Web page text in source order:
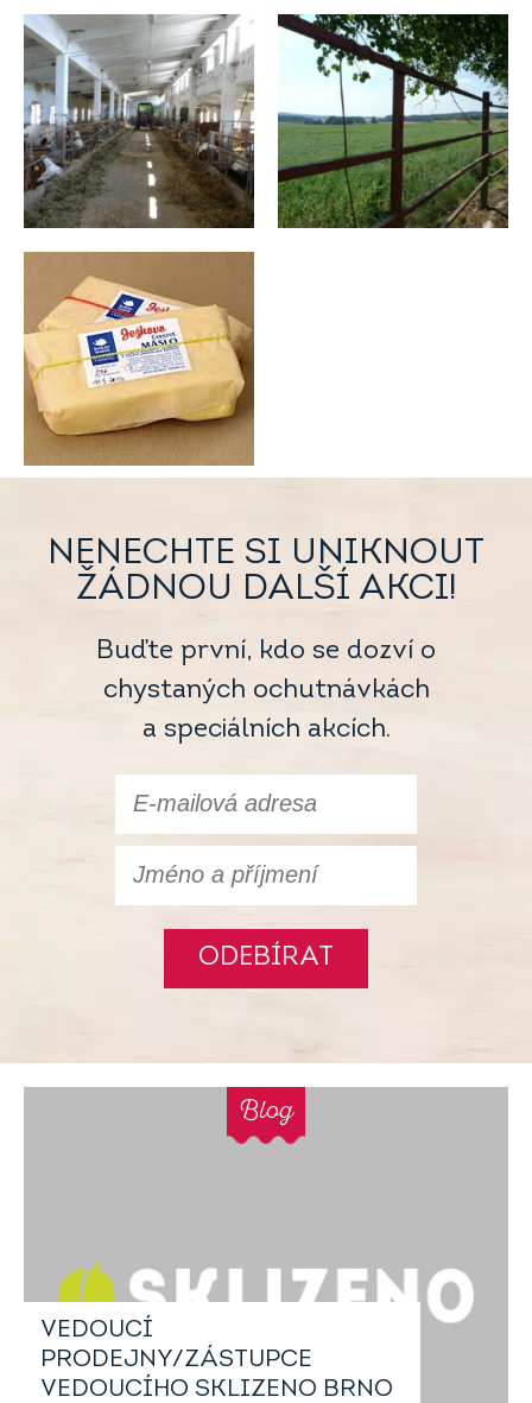
NENECHTE SI UNIKNOUT
ŽÁDNOU DALŠÍ AKCI!
Buďte první, kdo se dozví o
chystaných ochutnávkách
a speciálních akcích.
ODEBÍRAT
VEDOUCÍ
PRODEJNY/ZÁSTUPCE
VEDOUCÍHO SKLIZENO BRNO
Blog